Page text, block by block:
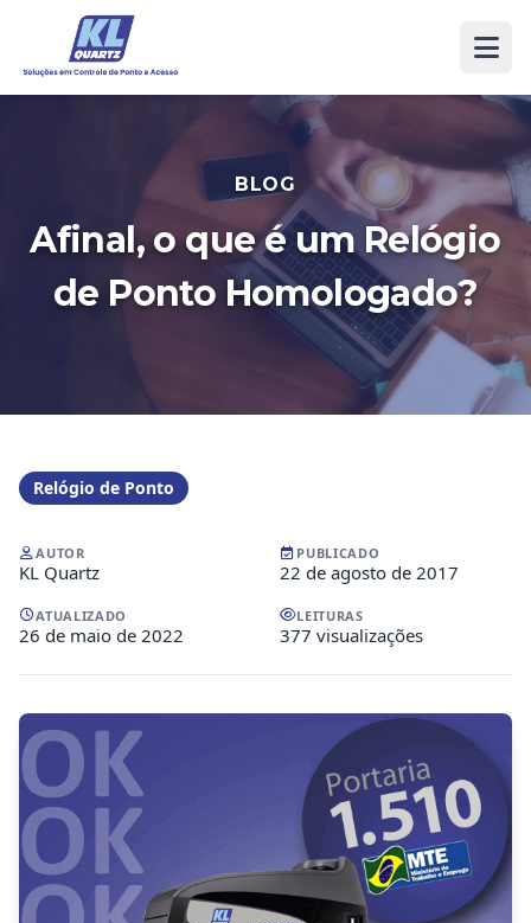
BLOG
Afinal, o que é um Relógio
de Ponto Homologado?
Relógio de Ponto
AUTOR
KL Quartz
PUBLICADO
22 de agosto de 2017
ATUALIZADO
26 de maio de 2022
LEITURAS
377 visualizações